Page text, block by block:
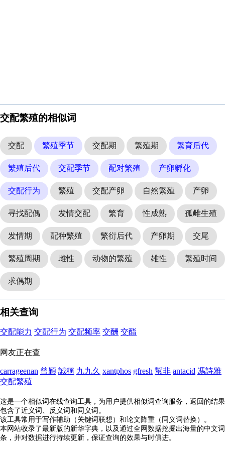
交配繁殖的相似词
交配 繁殖季节 交配期 繁殖期 繁育后代
繁殖后代 交配季节 配对繁殖 产卵孵化
交配行为 繁殖 交配产卵 自然繁殖 产卵
寻找配偶 发情交配 繁育 性成熟 孤雌生殖
发情期 配种繁殖 繁衍后代 产卵期 交尾
繁殖周期 雌性 动物的繁殖 雄性 繁殖时间
求偶期
相关查询
交配能力 交配行为 交配频率 交酬 交酯
网友正在查
carrageenan 曾穎 誠稱 九九久 xantphos gfresh 幫非 antacid 馮詩雅
交配繁殖
这是一个相似词在线查询工具，为用户提供相似词查询服务，返回的结果
包含了近义词、反义词和同义词。
该工具常用于写作辅助（关键词联想）和论文降重（同义词替换）。
本网站收录了最新版的新华字典，以及通过全网数据挖掘出海量的中文词
条，并对数据进行持续更新，保证查询的效果与时俱进。